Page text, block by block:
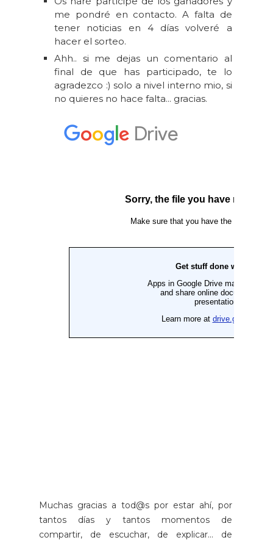
me pondré en contacto. A falta de
tener noticias en 4 días volveré a
hacer el sorteo.
Ahh.. si me dejas un comentario al
final de que has participado, te lo
agradezco :) solo a nivel interno mio, si
no quieres no hace falta... gracias.
Muchas gracias a tod@s por estar ahí, por
tantos días y tantos momentos de
compartir, de escuchar, de explicar... de